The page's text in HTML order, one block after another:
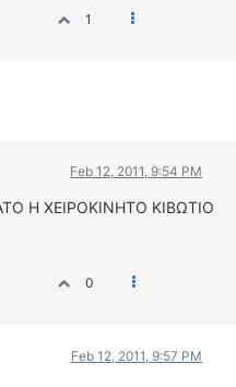
1
Feb 12, 2011, 9:54 PM
Η ΧΕΙΡΟΚΙΝΗΤΟ ΚΙΒΩΤΙΟ
0
Feb 12, 2011, 9:57 PM